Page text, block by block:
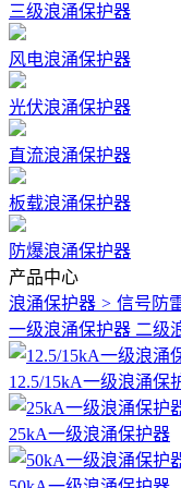
三级浪涌保护器
风电浪涌保护器
光伏浪涌保护器
直流浪涌保护器
板载浪涌保护器
防爆浪涌保护器
产品中心
浪涌保护器 > 信号防
一级浪涌保护器 二级
12.5/15kA一级浪涌保
25kA一级浪涌保护器